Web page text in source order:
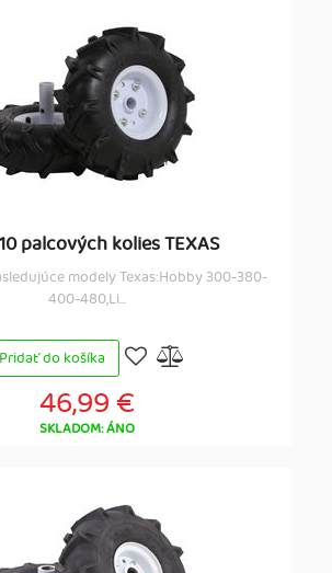
palcových kolies TEXAS
modely Texas:Hobby 300-380-
400-480,Li...
Pridať do košíka
46,99 €
SKLADOM: ÁNO